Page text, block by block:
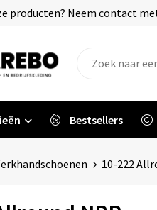
producten? Neem contact
Bestsellers
10-222